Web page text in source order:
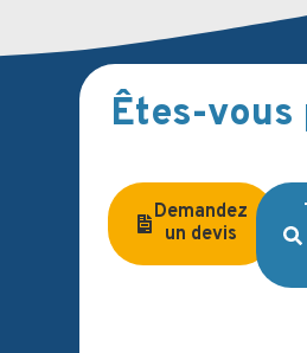
Êtes-vous
Demandez
un devis